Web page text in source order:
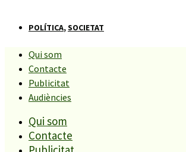
Qui som
Contacte
Publicitat
Audiències
Qui som
Contacte
POLÍTICA,SOCIETAT
Palafolls rebrà prop
euros de la Diputació
Barcelona